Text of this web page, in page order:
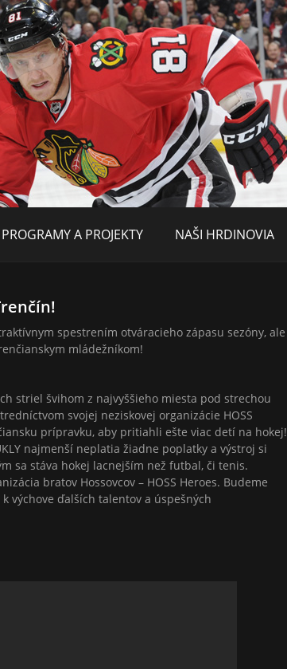
PROGRAMY A PROJEKTY NAŠI HRDINOVIA
spestrením otváracieho zápasu sezóny, ale
mládežníkom!
striel švihom z najvyššieho miesta pod strechou
svojej neziskovej organizácie HOSS
prípravku, aby pritiahli ešte viac detí na hokej!
najmenší neplatia žiadne poplatky a výstroj si
sa stáva hokej lacnejším než futbal, či tenis.
bratov Hossovcov – HOSS Heroes. Budeme
výchove ďalších talentov a úspešných